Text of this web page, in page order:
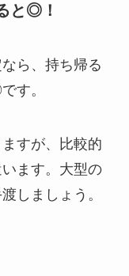
と◎！
ら、 持ち帰る
です。
すが、比較的
ます。大型の
しましょう。